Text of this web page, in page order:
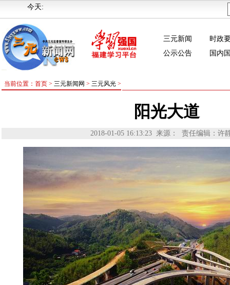
今天:
三元新闻
时政
公示公告
国内
当前位置：首页 > 三元新闻网 > 三元风光>
阳光大道
2018-01-05 16:13:23 来源： 责任编辑：许